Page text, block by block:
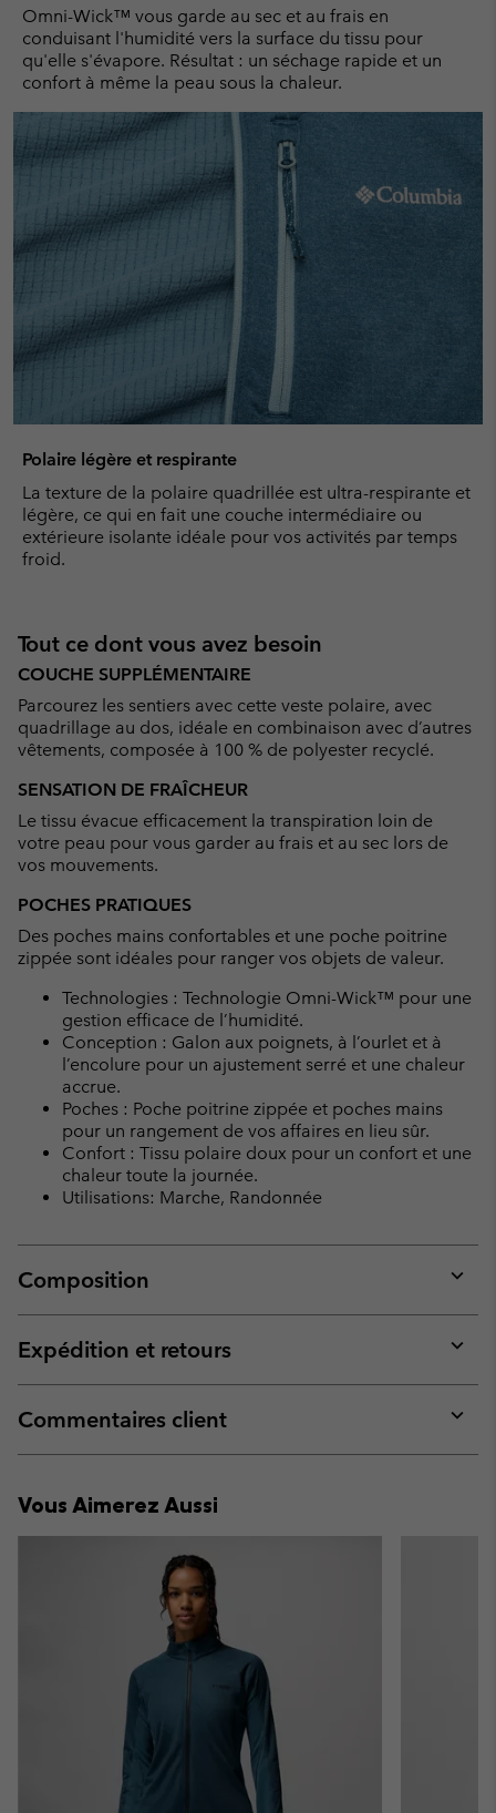
Omni-Wick™ vous garde au sec et au frais en
conduisant l'humidité vers la surface du tissu pour
qu'elle s'évapore. Résultat : un séchage rapide et un
confort à même la peau sous la chaleur.
Polaire légère et respirante
La texture de la polaire quadrillée est ultra-respirante et
légère, ce qui en fait une couche intermédiaire ou
extérieure isolante idéale pour vos activités par temps
froid.
Tout ce dont vous avez besoin
COUCHE SUPPLÉMENTAIRE
Parcourez les sentiers avec cette veste polaire, avec
quadrillage au dos, idéale en combinaison avec d’autres
vêtements, composée à 100 % de polyester recyclé.
SENSATION DE FRAÎCHEUR
Le tissu évacue efficacement la transpiration loin de
votre peau pour vous garder au frais et au sec lors de
vos mouvements.
POCHES PRATIQUES
Des poches mains confortables et une poche poitrine
zippée sont idéales pour ranger vos objets de valeur.
Technologies : Technologie Omni-Wick™ pour une
gestion efficace de l’humidité.
Conception : Galon aux poignets, à l’ourlet et à
l’encolure pour un ajustement serré et une chaleur
accrue.
Poches : Poche poitrine zippée et poches mains
pour un rangement de vos affaires en lieu sûr.
Confort : Tissu polaire doux pour un confort et une
chaleur toute la journée.
Utilisations: Marche, Randonnée
Composition
or
Expédition et retours
or
Commentaires client
or
Vous Aimerez Aussi